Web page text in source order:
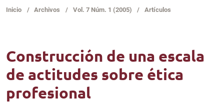
Inicio / Archivos / Vol. 7 Núm. 1 (2005) / Artículos
Construcción de una escala
de actitudes sobre ética
profesional